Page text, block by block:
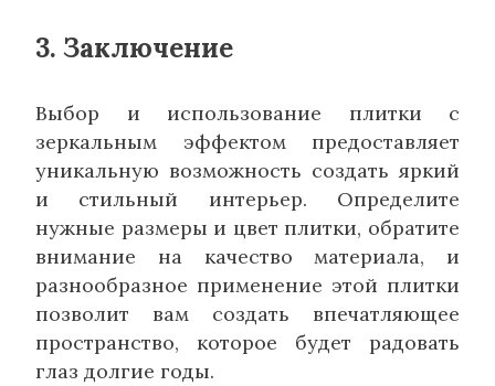
3. Заключение
Выбор и использование плитки с
зеркальным эффектом предоставляет
уникальную возможность создать яркий
и стильный интерьер. Определите
нужные размеры и цвет плитки, обратите
внимание на качество материала, и
разнообразное применение этой плитки
позволит вам создать впечатляющее
пространство, которое будет радовать
глаз долгие годы.